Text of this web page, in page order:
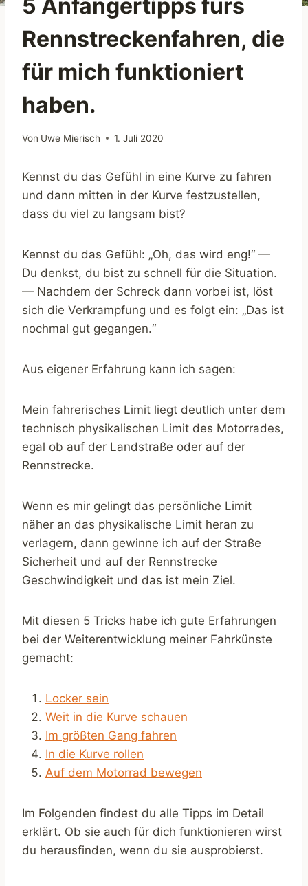
5 Anfängertipps fürs
Rennstreckenfahren, die
für mich funktioniert
haben.
Von Uwe Mierisch 1. Juli 2020
Kennst du das Gefühl in eine Kurve zu fahren
und dann mitten in der Kurve festzustellen,
dass du viel zu langsam bist?
Kennst du das Gefühl: „Oh, das wird eng!“ —
Du denkst, du bist zu schnell für die Situation.
— Nachdem der Schreck dann vorbei ist, löst
sich die Verkrampfung und es folgt ein: „Das ist
nochmal gut gegangen.“
Aus eigener Erfahrung kann ich sagen:
Mein fahrerisches Limit liegt deutlich unter dem
technisch physikalischen Limit des Motorrades,
egal ob auf der Landstraße oder auf der
Rennstrecke.
Wenn es mir gelingt das persönliche Limit
näher an das physikalische Limit heran zu
verlagern, dann gewinne ich auf der Straße
Sicherheit und auf der Rennstrecke
Geschwindigkeit und das ist mein Ziel.
Mit diesen 5 Tricks habe ich gute Erfahrungen
bei der Weiterentwicklung meiner Fahrkünste
gemacht:
Locker sein
Weit in die Kurve schauen
Im größten Gang fahren
In die Kurve rollen
Auf dem Motorrad bewegen
Im Folgenden findest du alle Tipps im Detail
erklärt. Ob sie auch für dich funktionieren wirst
du herausfinden, wenn du sie ausprobierst.